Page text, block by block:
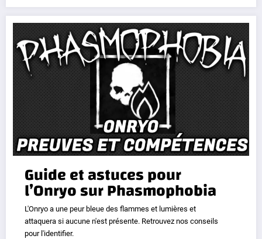
Guide et astuces pour
l’Onryo sur Phasmophobia
L'Onryo a une peur bleue des flammes et lumières et
attaquera si aucune n'est présente. Retrouvez nos conseils
pour l'identifier.